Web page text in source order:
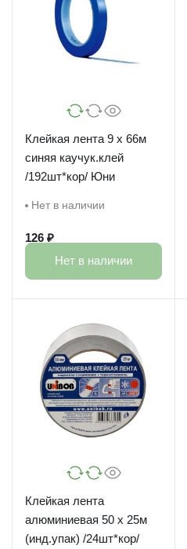
Клейкая лента 9 х 66м
синяя каучук.клей
/192шт*кор/ Юни
Нет в наличии
126 ₽
Нет в наличии
Клейкая лента
алюминиевая 50 х 25м
(инд.упак) /24шт*кор/